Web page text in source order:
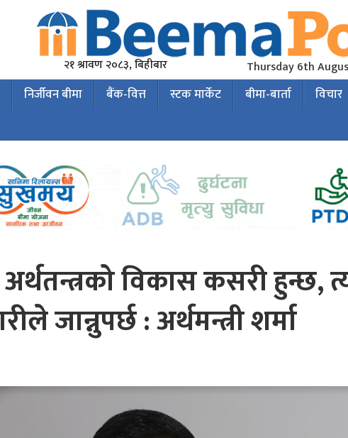
२१ श्रावण २०८३, बिहीबार Thursday 6th
निर्जीवन बीमा बैंक-वित्त स्टक मार्केट बीमा-बार्ता विचार
विकास कसरी हुन्छ,
जान्नुपर्छ : अर्थमन्त्री शर्मा